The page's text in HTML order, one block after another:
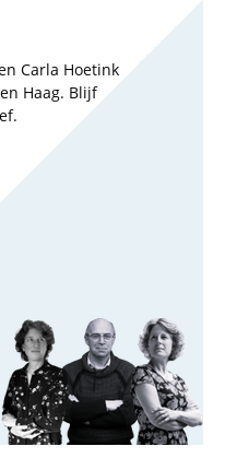
Carla Hoetink
Haag. Blijf